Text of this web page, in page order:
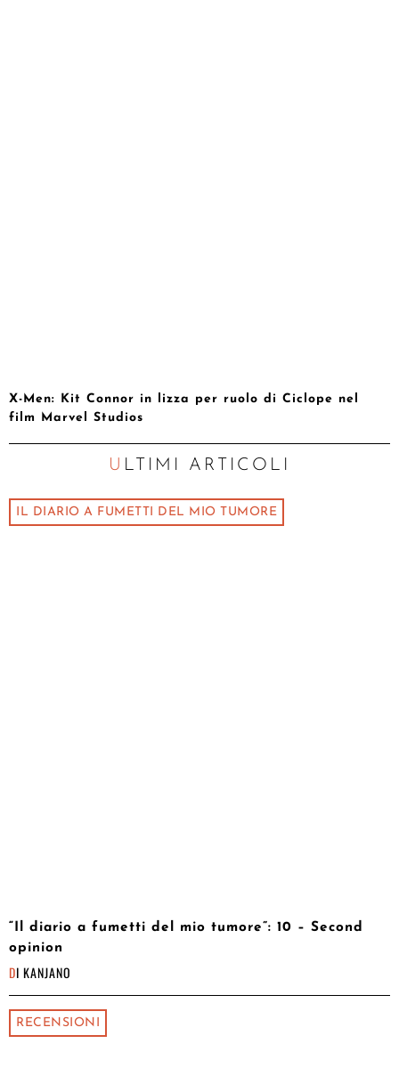
X-Men: Kit Connor in lizza per ruolo di Ciclope nel
film Marvel Studios
ULTIMI ARTICOLI
IL DIARIO A FUMETTI DEL MIO TUMORE
“Il diario a fumetti del mio tumore”: 10 – Second
opinion
DI KANJANO
RECENSIONI